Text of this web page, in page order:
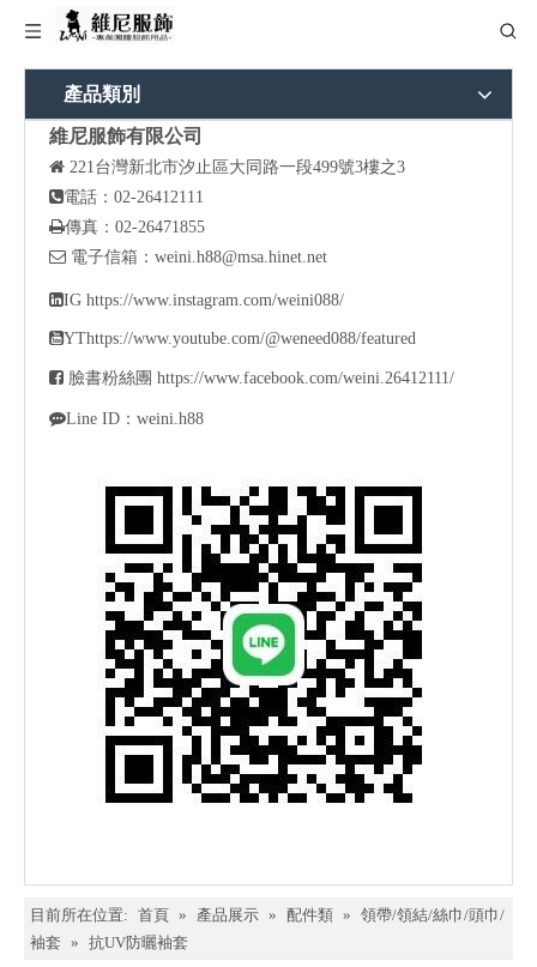
產品類別
維尼服飾有限公司
 221台灣新北市汐止區大同路一段499號3樓之3
電話：02-26412111
傳真：02-26471855
 電子信箱： weini.h88@msa.hinet.net
IG https://www.instagram.com/weini088/
YThttps://www.youtube.com/@weneed088/featured
 臉書粉絲團 https://www.facebook.com/weini.26412111/
Line ID：weini.h88
目前所在位置: 首頁 » 產品展示 » 配件類 » 領帶/領結/絲巾/頭巾/
袖套 » 抗UV防曬袖套